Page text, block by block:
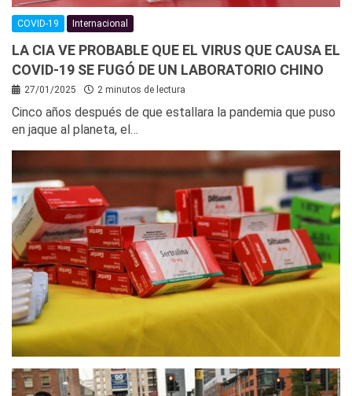
COVID-19 Internacional
LA CIA VE PROBABLE QUE EL VIRUS QUE CAUSA EL
COVID-19 SE FUGÓ DE UN LABORATORIO CHINO
27/01/2025 2 minutos de lectura
Cinco años después de que estallara la pandemia que puso
en jaque al planeta, el…